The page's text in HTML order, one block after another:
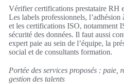
Vérifier certifications prestataire RH
Les labels professionnels,
et les certifications ISO, notamment
sécurité des données. Il faut aussi
expert paie au sein de l’équipe, la
social et de consultants formation.
Portée des services proposés : paie,
gestion des talents